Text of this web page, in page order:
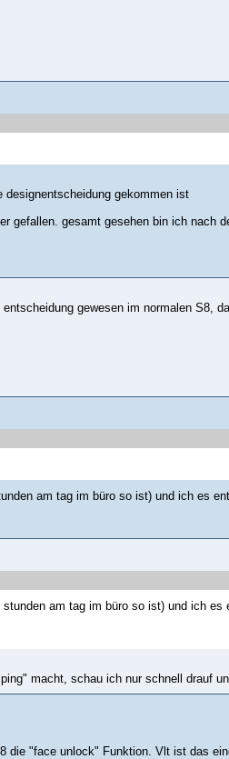
gekommen ist
gefallen. gesamt gesehen bin ich nach
gewesen im normalen S8,
am tag im büro so ist) und ich es
am tag im büro so ist) und ich
macht, schau ich nur schnell drauf
die "face unlock" Funktion. Vlt ist das